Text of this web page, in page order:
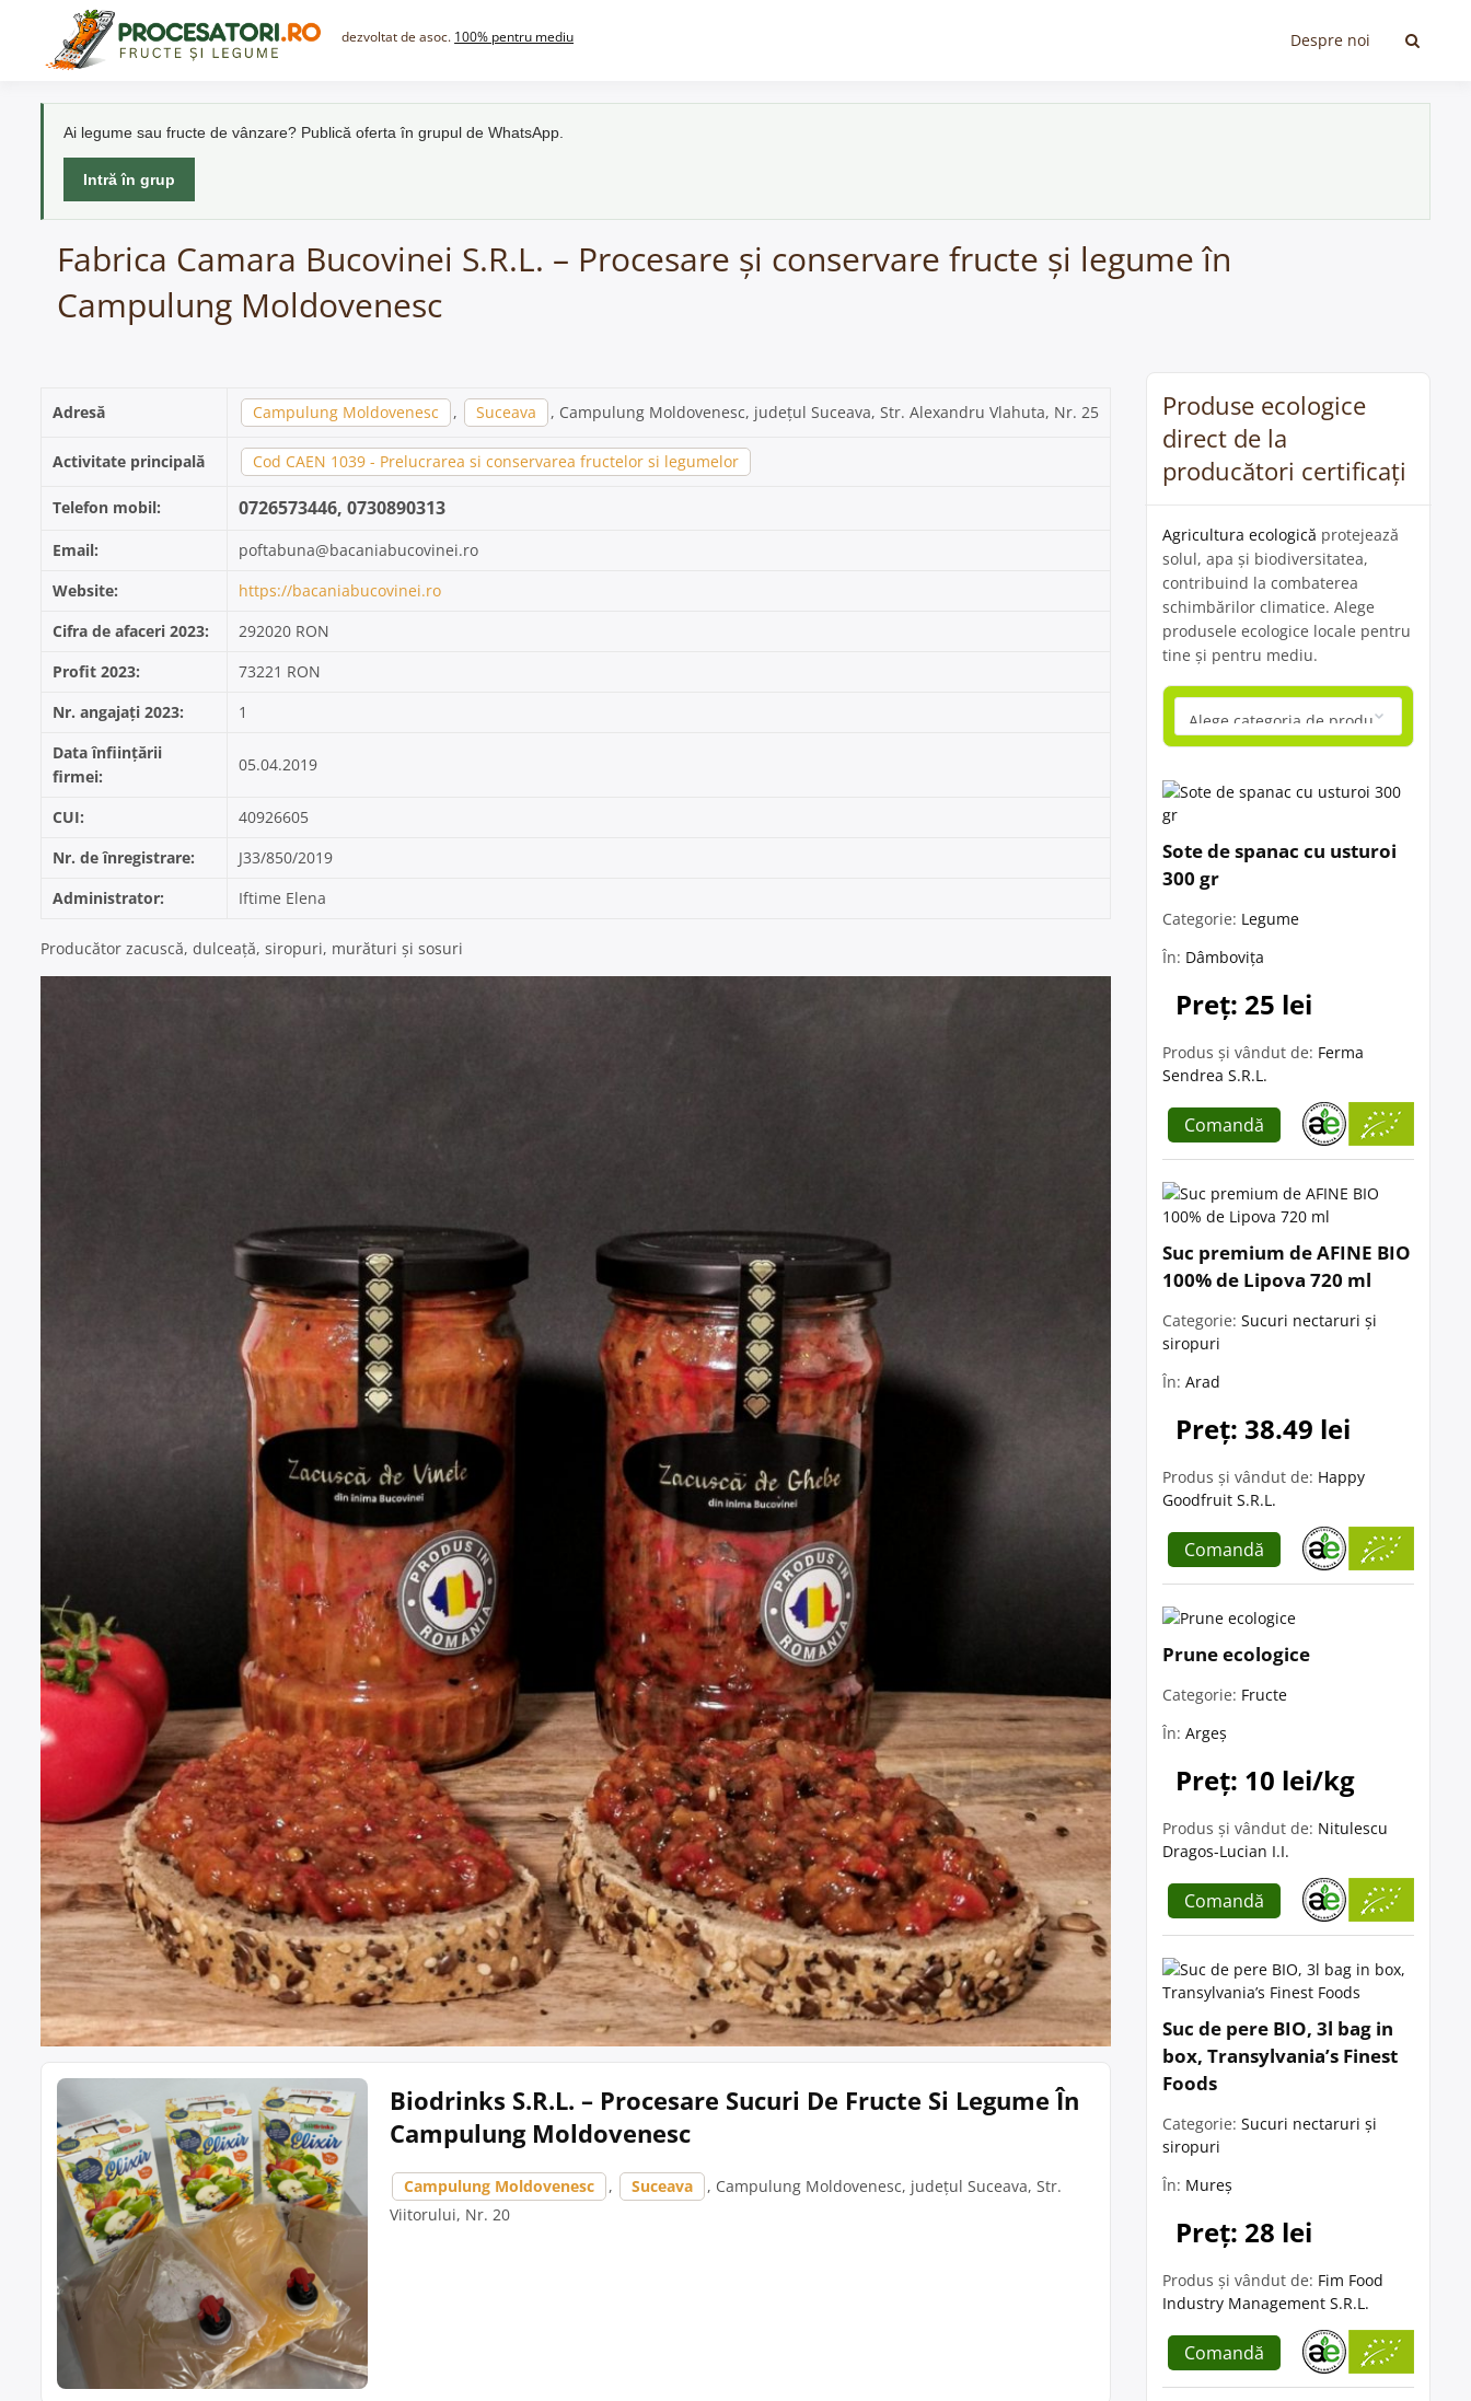
content
dezvoltat de asoc. 100% pentru mediu Despre noi
Ai legume sau fructe de vânzare? Publică oferta în grupul de WhatsApp.
Intră în grup
Fabrica Camara Bucovinei S.R.L. – Procesare și conservare fructe și legume în
Campulung Moldovenesc
Adresă Campulung Moldovenesc , Suceava , Campulung Moldovenesc, județul Suceava, Str. Alexandru Vlahuta, Nr. 25
Activitate principală Cod CAEN 1039 - Prelucrarea si conservarea fructelor si legumelor
Telefon mobil: 0726573446, 0730890313
Email:
poftabuna@bacaniabucovinei.ro
Website:
https://bacaniabucovinei.ro
Cifra de afaceri 2023:
292020 RON
Profit 2023:
73221 RON
Nr. angajați 2023:
1
Data înființării
firmei:
05.04.2019
CUI:
40926605
Nr. de înregistrare:
J33/850/2019
Administrator:
Iftime Elena
Producător zacuscă, dulceață, siropuri, murături și sosuri
Biodrinks S.R.L. – Procesare Sucuri De Fructe Si Legume În
Campulung Moldovenesc
Campulung Moldovenesc , Suceava
, Campulung Moldovenesc, județul Suceava, Str.
Viitorului, Nr. 20
Produse ecologice
direct de la
producători certificați
Agricultura ecologică protejează
solul, apa și biodiversitatea,
contribuind la combaterea
schimbărilor climatice. Alege
produsele ecologice locale pentru
tine și pentru mediu.
Sote de spanac cu usturoi
300 gr
Categorie: Legume
În: Dâmbovița
Preț: 25 lei
Produs și vândut de: Ferma
Sendrea S.R.L.
Comandă
Suc premium de AFINE BIO
100% de Lipova 720 ml
Categorie: Sucuri nectaruri și
siropuri
În: Arad
Preț: 38.49 lei
Produs și vândut de: Happy
Goodfruit S.R.L.
Comandă
Prune ecologice
Categorie: Fructe
În: Argeș
Preț: 10 lei/kg
Produs și vândut de: Nitulescu
Dragos-Lucian I.I.
Comandă
Suc de pere BIO, 3l bag in
box, Transylvania’s Finest
Foods
Categorie: Sucuri nectaruri și
siropuri
În: Mureș
Preț: 28 lei
Produs și vândut de: Fim Food
Industry Management S.R.L.
Comandă